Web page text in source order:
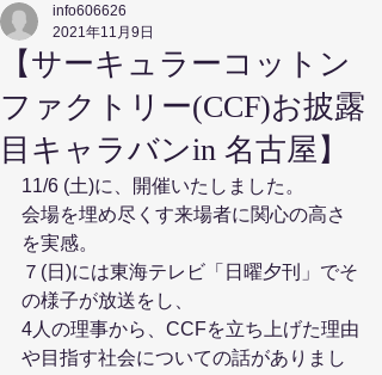
【サーキュラーコットン
ファクトリー(CCF)お披露
目キャラバンin 名古屋】
info606626
2021年11月9日
11/6 (土)に、開催いたしました。
会場を埋め尽くす来場者に関心の高さ
を実感。
７(日)には東海テレビ「日曜夕刊」でそ
の様子が放送をし、
4人の理事から、CCFを立ち上げた理由
や目指す社会についての話がありまし